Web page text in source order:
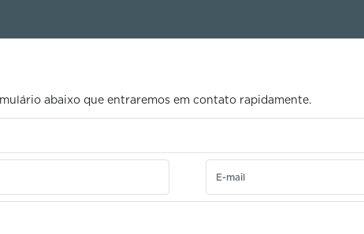
abaixo que entraremos em contato rapidamente.